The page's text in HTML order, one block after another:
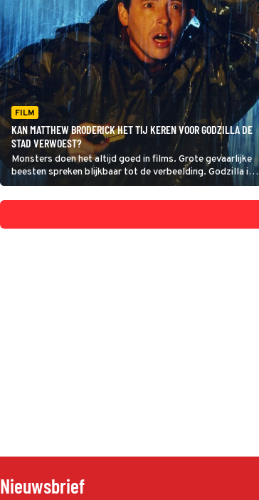
FILM
KAN MATTHEW BRODERICK HET TIJ KEREN VOOR GODZILLA DE
STAD VERWOEST?
Monsters doen het altijd goed in films. Grote gevaarlijke
beesten spreken blijkbaar tot de verbeelding. Godzilla is
een van de bekendste monsters uit de filmgeschiedenis.
Nieuwsbrief